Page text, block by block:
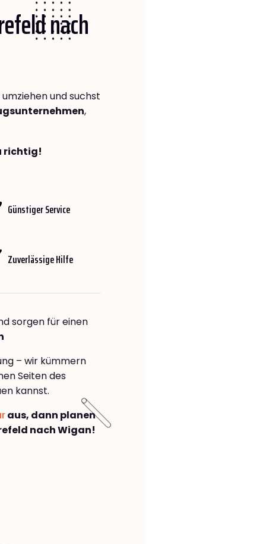
nach
umziehen und suchst
,
richtig!
Günstiger Service
Zuverlässige Hilfe
sorgen für einen
– wir kümmern
Seiten des
kannst.
aus, dann planen
nach Wigan!